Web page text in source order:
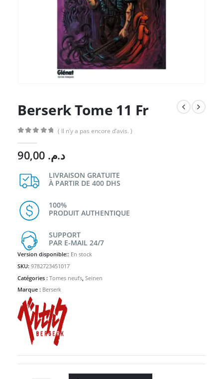
Berserk Tome 11 Fr
( Il n’y a pas encore d’avis. )
د.م.
LIVRAISON GRATUITE
À PARTIR DE 400 DHS
100%
PRODUIT AUTHENTIQUE
SUPPORT
PAR E-MAIL 24/7
Version disponible:: En stock
SKU: 9782723451017
Catégories : Tomes neufs Seinen
Marque : Berserk